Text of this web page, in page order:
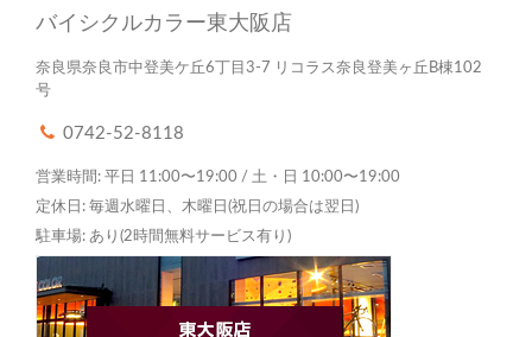
バイシクルカラー東大阪店
奈良県奈良市中登美ケ丘6丁目3-7 リコラス奈良登美ヶ丘B棟102
号
0742-52-8118
営業時間: 平日 11:00〜19:00 / 土・日 10:00〜19:00
定休日: 毎週水曜日、木曜日(祝日の場合は翌日)
駐車場: あり(2時間無料サービス有り)